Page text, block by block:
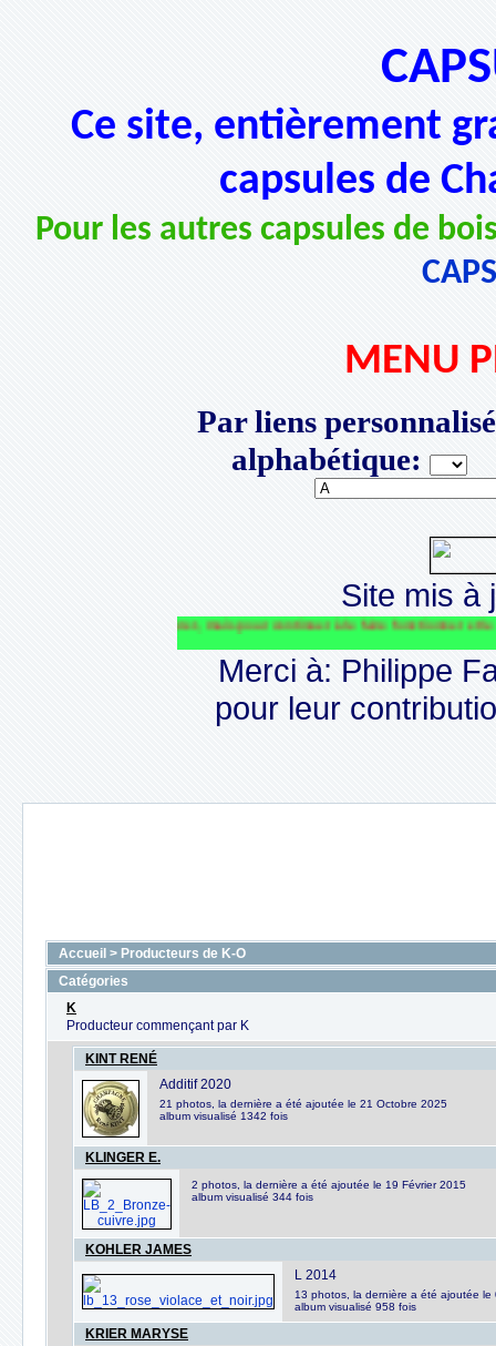
Ce site, entièrement
capsules de
Pour les autres capsules de
MENU
Par liens
alphabétique:
Site mis à
va perdurer, mais pour continuer à le faire fonctionner et le financer
Merci à: Philippe
pour leur
Accueil > Producteurs de K-O
Catégories
K
Producteur commençant par K
KINT RENÉ
Additif 2020
21 photos, la dernière a été ajoutée le 21 Octobre 2025
album visualisé 1342 fois
KLINGER E.
2 photos, la dernière a été ajoutée le 19 Février 2015
album visualisé 344 fois
KOHLER JAMES
L 2014
13 photos, la dernière a été ajoutée le
album visualisé 958 fois
KRIER MARYSE